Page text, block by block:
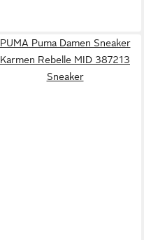
PUMA Puma Damen Sneaker
Karmen Rebelle MID 387213
Sneaker